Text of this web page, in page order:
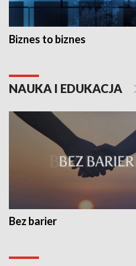
Biznes to biznes
NAUKA I EDUKACJA
Bez barier